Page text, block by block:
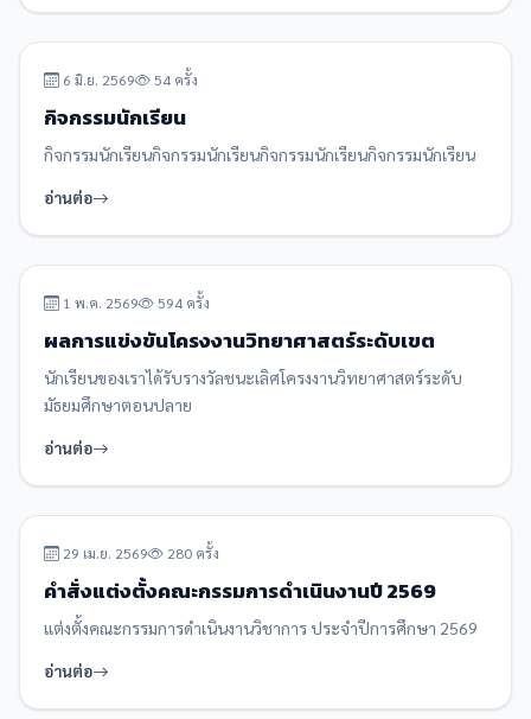
ข่าวกิจกรรม
6 มิ.ย. 2569 54 ครั้ง
กิจกรรมนักเรียน
กิจกรรมนักเรียนกิจกรรมนักเรียนกิจกรรมนักเรียนกิจกรรมนักเรียน
อ่านต่อ
ข่าวประชาสัมพันธ์
1 พ.ค. 2569 594 ครั้ง
ผลการแข่งขันโครงงานวิทยาศาสตร์ระดับเขต
นักเรียนของเราได้รับรางวัลชนะเลิศโครงงานวิทยาศาสตร์ระดับ
มัธยมศึกษาตอนปลาย
อ่านต่อ
คำสั่งโรงเรียน
29 เม.ย. 2569 280 ครั้ง
คำสั่งแต่งตั้งคณะกรรมการดำเนินงานปี 2569
แต่งตั้งคณะกรรมการดำเนินงานวิชาการ ประจำปีการศึกษา 2569
อ่านต่อ
ข่าวกิจกรรม